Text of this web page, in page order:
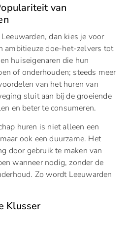
van
dan kies je voor
ambitieuze doe-het-zelvers tot
huiseigenaren die hun
of onderhouden; steeds meer
van het huren van
sluit aan bij de groeiende
en beter te consumeren.
huren is niet alleen een
ook een duurzame. Het
door gebruik te maken van
wanneer nodig, zonder de
Zo wordt Leeuwarden
Klusser